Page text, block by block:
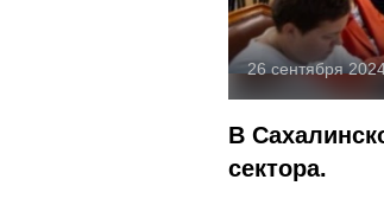
26 сентября
В
сектора.